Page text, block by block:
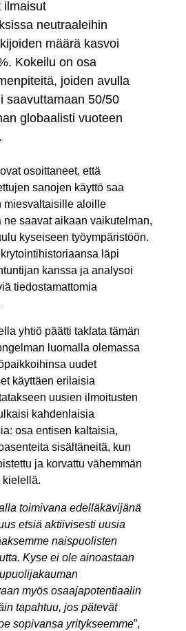
ilmaisut
neutraaleihin
määrä kasvoi
Kokeilu on osa
joiden avulla
saavuttamaan 50/50
globaalisti vuoteen
osoittaneet, että
sanojen käyttö saa
miesvaltaisille aloille
ne saavat aikaan vaikutelman,
kyseiseen työympäristöön.
läpi
kanssa ja analysoi
tiedostamattomia
yhtiö päätti taklata tämän
luomalla olemassa
uudet
käyttäen erilaisia
uusien ilmoitusten
kahdenlaisia
osa entisen kaltaisia,
sisältäneitä, kun
ja korvattu vähemmän
kielellä.
toimivana edelläkävijänä
etsiä aktiivisesti uusia
naispuolisten
Kyse ei ole ainoastaan
myös osaajapotentiaalin
tapahtuu, jos pätevät
sopivansa yritykseemme”,